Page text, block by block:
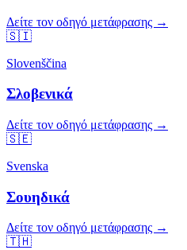
Δείτε τον οδηγό μετάφρασης →
🇸🇮
Slovenščina
Σλοβενικά
Δείτε τον οδηγό μετάφρασης →
🇸🇪
Svenska
Σουηδικά
Δείτε τον οδηγό μετάφρασης →
🇹🇭